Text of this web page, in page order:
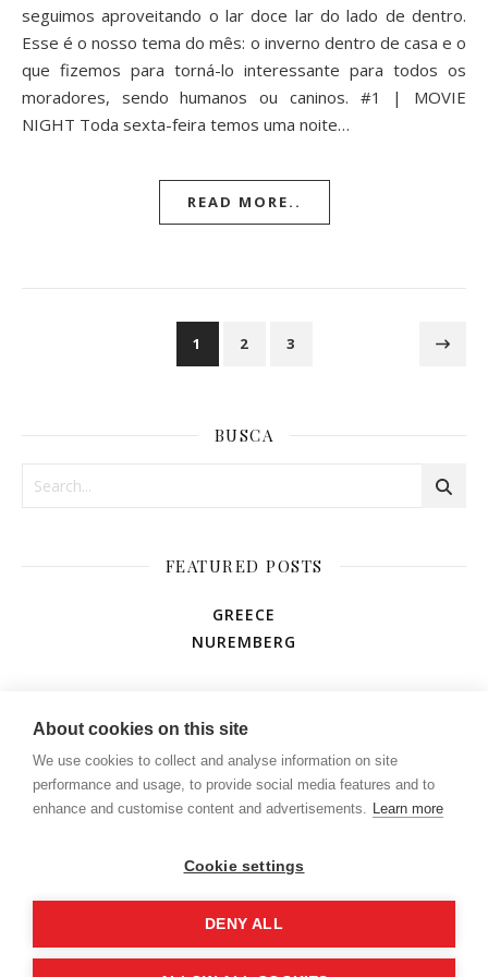
seguimos aproveitando o lar doce lar do lado de dentro.
Esse é o nosso tema do mês: o inverno dentro de casa e o
que fizemos para torná-lo interessante para todos os
moradores, sendo humanos ou caninos. #1 | MOVIE
NIGHT Toda sexta-feira temos uma noite…
READ MORE..
1 2 3
BUSCA
FEATURED POSTS
GREECE
NUREMBERG
Q&A PARCERIAS CONTATO
About cookies on this site
We use cookies to collect and analyse information on site
performance and usage, to provide social media features and to
enhance and customise content and advertisements. Learn more
Cookie settings
DENY ALL